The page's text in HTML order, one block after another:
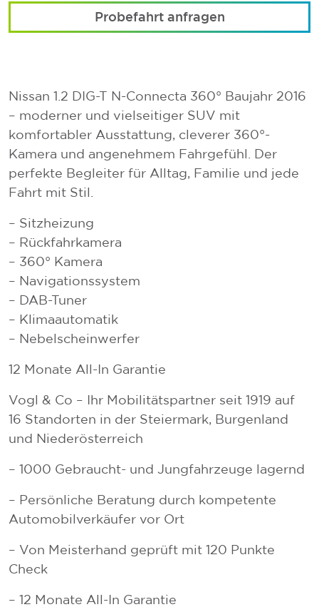
Probefahrt anfragen
Nissan 1.2 DIG-T N-Connecta 360° Baujahr 2016
– moderner und vielseitiger SUV mit
komfortabler Ausstattung, cleverer 360°-
Kamera und angenehmem Fahrgefühl. Der
perfekte Begleiter für Alltag, Familie und jede
Fahrt mit Stil.
– Sitzheizung
– Rückfahrkamera
– 360° Kamera
– Navigationssystem
– DAB-Tuner
– Klimaautomatik
– Nebelscheinwerfer
12 Monate All-In Garantie
Vogl & Co – Ihr Mobilitätspartner seit 1919 auf
16 Standorten in der Steiermark, Burgenland
und Niederösterreich
– 1000 Gebraucht- und Jungfahrzeuge lagernd
– Persönliche Beratung durch kompetente
Automobilverkäufer vor Ort
– Von Meisterhand geprüft mit 120 Punkte
Check
– 12 Monate All-In Garantie